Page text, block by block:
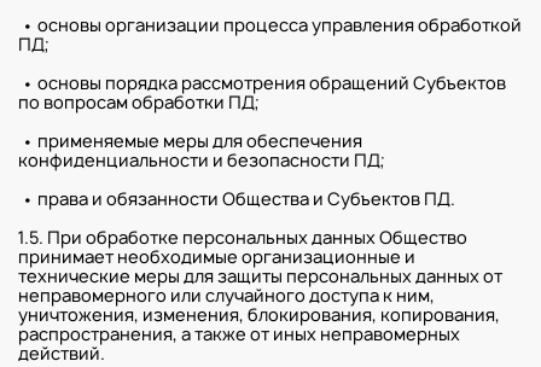
• основы организации процесса управления обработкой
ПД;
• основы порядка рассмотрения обращений Субъектов
по вопросам обработки ПД;
• применяемые меры для обеспечения
конфиденциальности и безопасности ПД;
• права и обязанности Общества и Субъектов ПД.
1.5. При обработке персональных данных Общество
принимает необходимые организационные и
технические меры для защиты персональных данных от
неправомерного или случайного доступа к ним,
уничтожения, изменения, блокирования, копирования,
распространения, а также от иных неправомерных
действий.